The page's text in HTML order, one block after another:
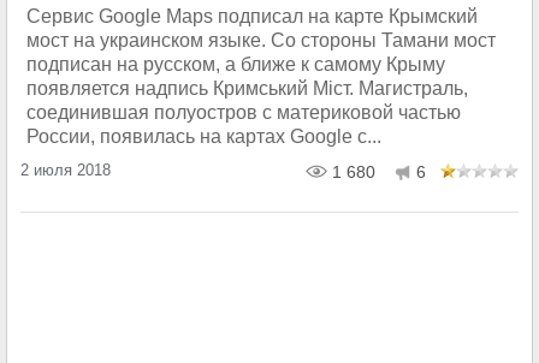
Сервис Google Maps подписал на карте Крымский
мост на украинском языке. Со стороны Тамани мост
подписан на русском, а ближе к самому Крыму
появляется надпись Кримський Мiст. Магистраль,
соединившая полуостров с материковой частью
России, появилась на картах Google с...
2 июля 2018 1 680 6